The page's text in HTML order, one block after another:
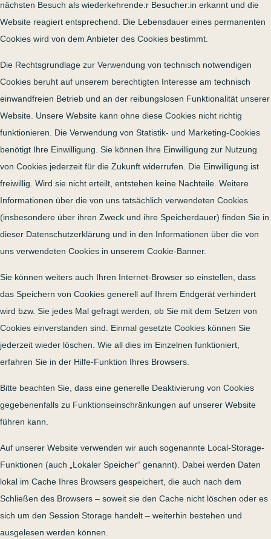
nächsten Besuch als wiederkehrende:r Besucher:in erkannt und die
Website reagiert entsprechend. Die Lebensdauer eines permanenten
Cookies wird von dem Anbieter des Cookies bestimmt.
Die Rechtsgrundlage zur Verwendung von technisch notwendigen
Cookies beruht auf unserem berechtigten Interesse am technisch
einwandfreien Betrieb und an der reibungslosen Funktionalität unserer
Website. Unsere Website kann ohne diese Cookies nicht richtig
funktionieren. Die Verwendung von Statistik- und Marketing-Cookies
benötigt Ihre Einwilligung. Sie können Ihre Einwilligung zur Nutzung
von Cookies jederzeit für die Zukunft widerrufen. Die Einwilligung ist
freiwillig. Wird sie nicht erteilt, entstehen keine Nachteile. Weitere
Informationen über die von uns tatsächlich verwendeten Cookies
(insbesondere über ihren Zweck und ihre Speicherdauer) finden Sie in
dieser Datenschutzerklärung und in den Informationen über die von
uns verwendeten Cookies in unserem Cookie-Banner.
Sie können weiters auch Ihren Internet-Browser so einstellen, dass
das Speichern von Cookies generell auf Ihrem Endgerät verhindert
wird bzw. Sie jedes Mal gefragt werden, ob Sie mit dem Setzen von
Cookies einverstanden sind. Einmal gesetzte Cookies können Sie
jederzeit wieder löschen. Wie all dies im Einzelnen funktioniert,
erfahren Sie in der Hilfe-Funktion Ihres Browsers.
Bitte beachten Sie, dass eine generelle Deaktivierung von Cookies
gegebenenfalls zu Funktionseinschränkungen auf unserer Website
führen kann.
Auf unserer Website verwenden wir auch sogenannte Local-Storage-
Funktionen (auch „Lokaler Speicher“ genannt). Dabei werden Daten
lokal im Cache Ihres Browsers gespeichert, die auch nach dem
Schließen des Browsers – soweit sie den Cache nicht löschen oder es
sich um den Session Storage handelt – weiterhin bestehen und
ausgelesen werden können.